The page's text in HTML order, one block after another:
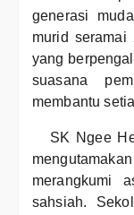
generasi
murid
yang
suasana
membantu
SK Ngee
merangkumi
sahsiah.